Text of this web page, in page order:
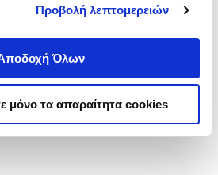
Προβολή λεπτομερειών
Όλων
μόνο τα απαραίτητα cookies